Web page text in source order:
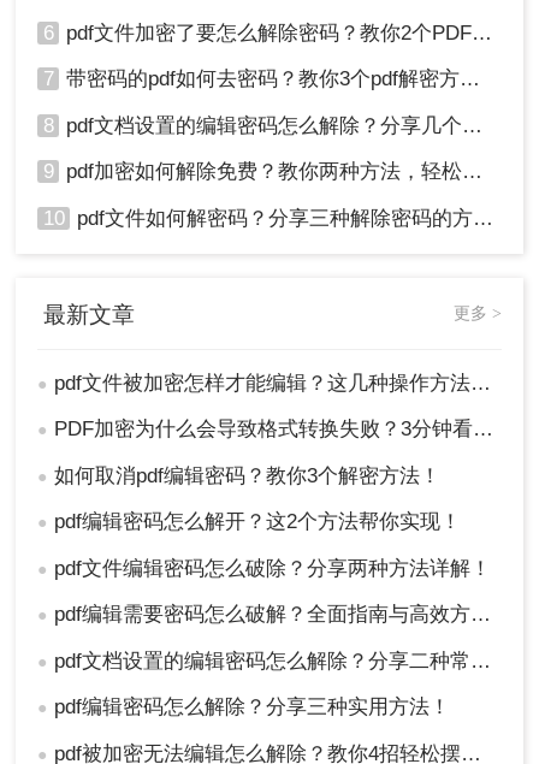
6 pdf文件加密了要怎么解除密码？教你2个PDF解密方法
7 带密码的pdf如何去密码？教你3个pdf解密方法！
8 pdf文档设置的编辑密码怎么解除？分享几个解密方法！
9 pdf加密如何解除免费？教你两种方法，轻松解锁pdf文件！
10 pdf文件如何解密码？分享三种解除密码的方法！
最新文章 更多 >
● pdf文件被加密怎样才能编辑？这几种操作方法十分简单!！
● PDF加密为什么会导致格式转换失败？3分钟看懂原因与解决方案！
● 如何取消pdf编辑密码？教你3个解密方法！
● pdf编辑密码怎么解开？这2个方法帮你实现！
● pdf文件编辑密码怎么破除？分享两种方法详解！
● pdf编辑需要密码怎么破解？全面指南与高效方法详解！
● pdf文档设置的编辑密码怎么解除？分享二种常用解除方式！
● pdf编辑密码怎么解除？分享三种实用方法！
● pdf被加密无法编辑怎么解除？教你4招轻松摆平！